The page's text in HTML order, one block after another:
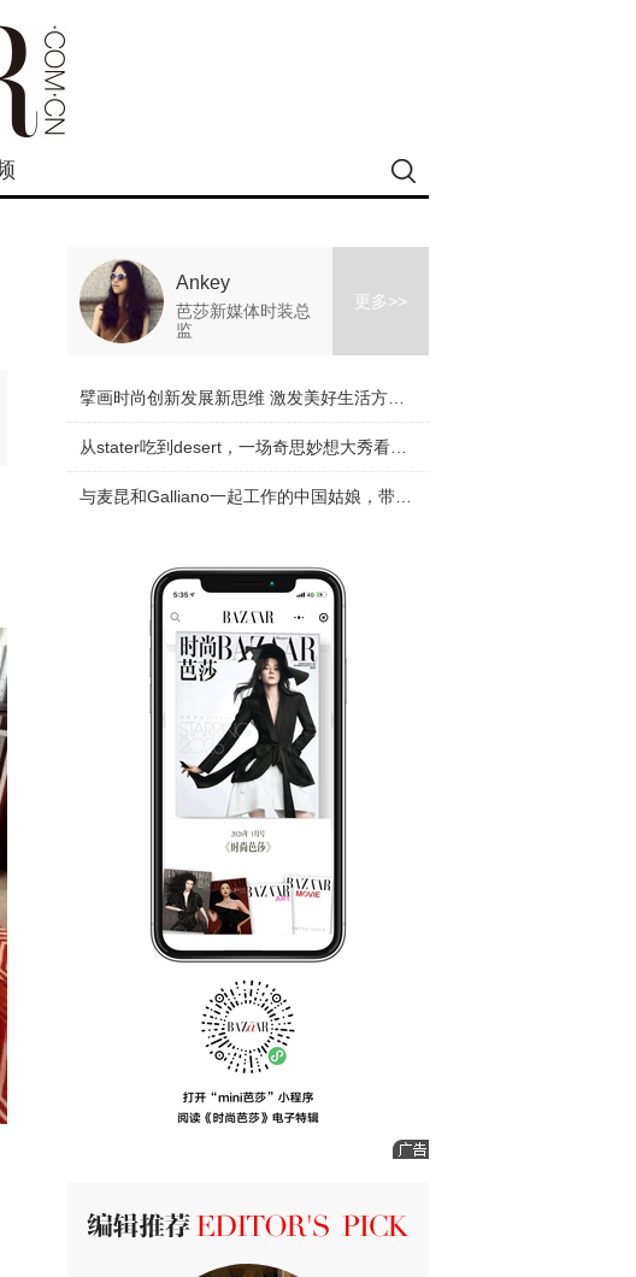
Ankey
芭莎新媒体时装总
监
更多>>